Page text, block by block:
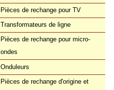
Pièces de rechange pour TV
Transformateurs de ligne
Pièces de rechange pour micro-
ondes
Onduleurs
Pièces de rechange d'origine et